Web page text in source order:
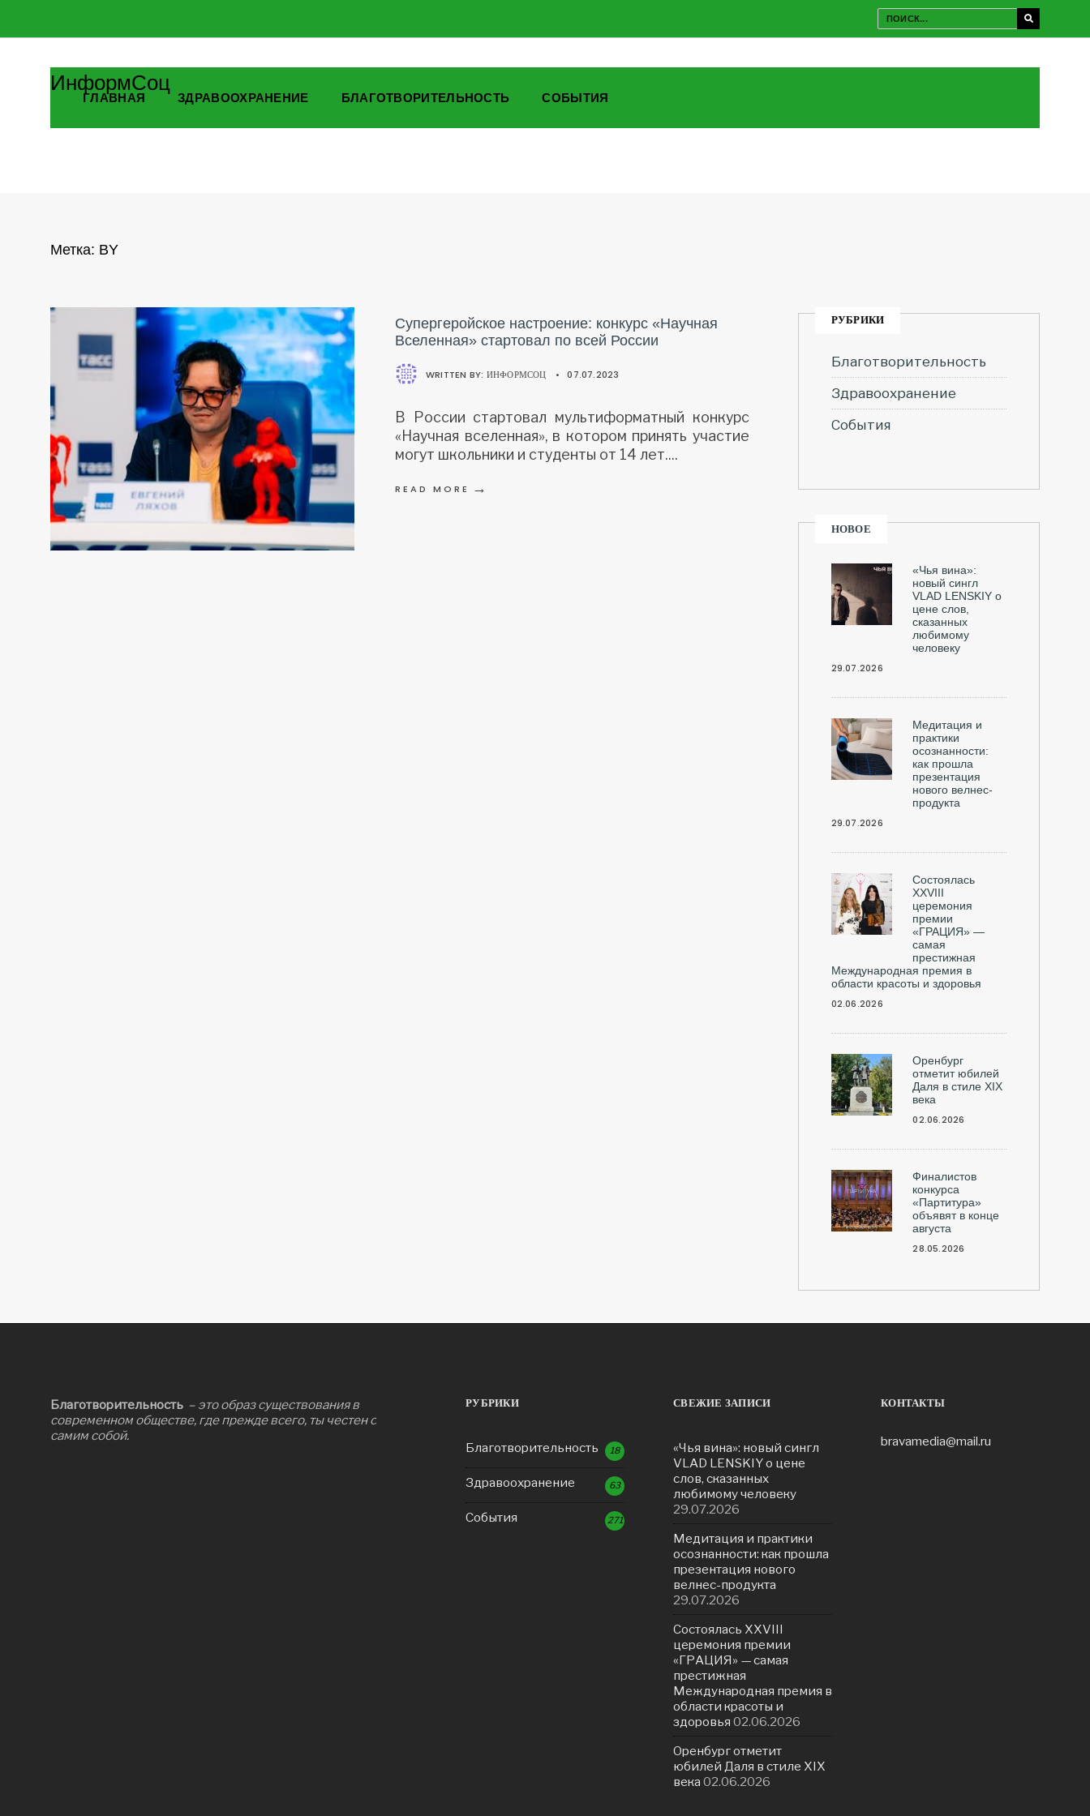
ИнформСоц
ГЛАВНАЯ ЗДРАВООХРАНЕНИЕ БЛАГОТВОРИТЕЛЬНОСТЬ СОБЫТИЯ
Метка: BY
Супергеройское настроение: конкурс «Научная
Вселенная» стартовал по всей России
WRITTEN BY: ИНФОРМСОЦ • 07.07.2023
В России стартовал мультиформатный конкурс
«Научная вселенная», в котором принять участие
могут школьники и студенты от 14 лет....
READ MORE →
РУБРИКИ
Благотворительность
Здравоохранение
События
НОВОЕ
«Чья вина»:
новый сингл
VLAD LENSKIY о
цене слов,
сказанных
любимому
человеку
29.07.2026
Медитация и
практики
осознанности:
как прошла
презентация
нового велнес-
продукта
29.07.2026
Состоялась
ХXVIII
церемония
премии
«ГРАЦИЯ» —
самая
престижная
Международная премия в
области красоты и здоровья
02.06.2026
Оренбург
отметит юбилей
Даля в стиле XIX
века
02.06.2026
Финалистов
конкурса
«Партитура»
объявят в конце
августа
28.05.2026
Благотворительность – это образ существования в
современном обществе, где прежде всего, ты честен с
самим собой.
РУБРИКИ
Благотворительность 18
Здравоохранение 63
События 271
СВЕЖИЕ ЗАПИСИ
«Чья вина»: новый сингл
VLAD LENSKIY о цене
слов, сказанных
любимому человеку
29.07.2026
Медитация и практики
осознанности: как прошла
презентация нового
велнес-продукта
29.07.2026
Состоялась ХXVIII
церемония премии
«ГРАЦИЯ» — самая
престижная
Международная премия в
области красоты и
здоровья 02.06.2026
Оренбург отметит
юбилей Даля в стиле XIX
века 02.06.2026
КОНТАКТЫ
bravamedia@mail.ru